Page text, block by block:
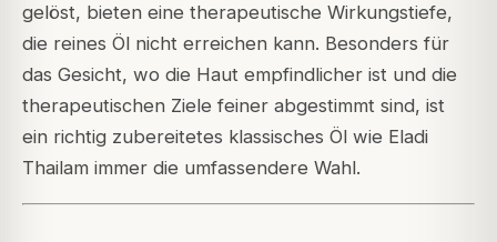
gelöst, bieten eine therapeutische Wirkungstiefe,
die reines Öl nicht erreichen kann. Besonders für
das Gesicht, wo die Haut empfindlicher ist und die
therapeutischen Ziele feiner abgestimmt sind, ist
ein richtig zubereitetes klassisches Öl wie Eladi
Thailam immer die umfassendere Wahl.